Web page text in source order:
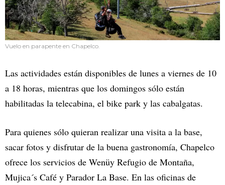
Vuelo en parapente en Chapelco.
Las actividades están disponibles de lunes a viernes de 10
a 18 horas, mientras que los domingos sólo están
habilitadas la telecabina, el bike park y las cabalgatas.
Para quienes sólo quieran realizar una visita a la base,
sacar fotos y disfrutar de la buena gastronomía, Chapelco
ofrece los servicios de Wenüy Refugio de Montaña,
Mujica´s Café y Parador La Base. En las oficinas de